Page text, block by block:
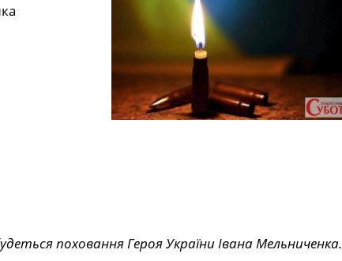
поховання Героя України Івана Мельниченка.